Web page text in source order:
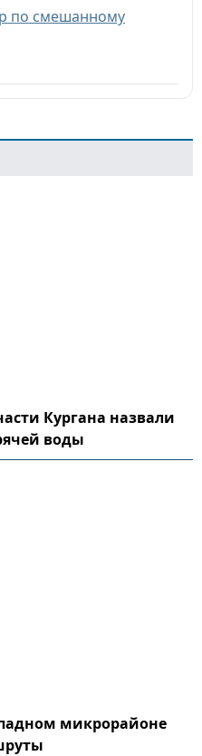
по смешанному
Кургана назвали
воды
микрорайоне